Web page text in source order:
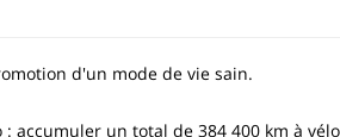
d'un mode de vie sain.
accumuler un total de 384 400 km à